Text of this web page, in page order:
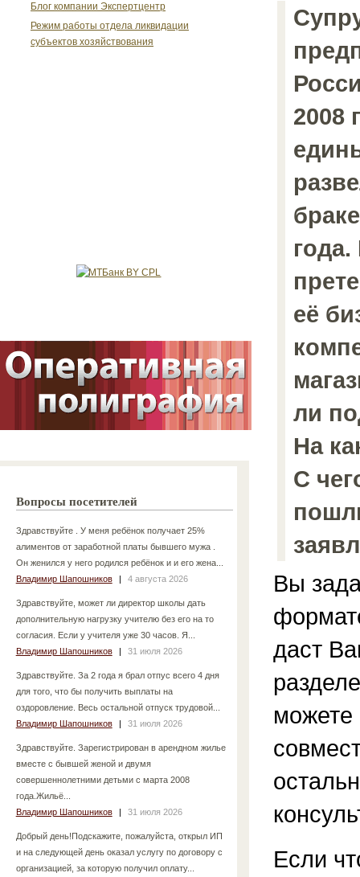
Блог компании Экспертцентр
Режим работы отдела ликвидации
субъектов хозяйствования
Вопросы посетителей
Здравствуйте . У меня ребёнок получает 25%
алиментов от заработной платы бывшего мужа .
Он женился у него родился ребёнок и и его жена...
Владимир Шапошников
| 4 августа 2026
Здравствуйте, может ли директор школы дать
дополнительную нагрузку учителю без его на то
согласия. Если у учителя уже 30 часов. Я...
Владимир Шапошников
| 31 июля 2026
Здравствуйте. За 2 года я брал отпус всего 4 дня
для того, что бы получить выплаты на
оздоровление. Весь остальной отпуск трудовой...
Владимир Шапошников
| 31 июля 2026
Здравствуйте. Зарегистрирован в арендном жилье
вместе с бывшей женой и двумя
совершеннолетними детьми с марта 2008
года.Жильё...
Владимир Шапошников
| 31 июля 2026
Добрый день!Подскажите, пожалуйста, открыл ИП
и на следующей день оказал услугу по договору с
организацией, за которую получил оплату...
2008
её
ли
На
С
Вы
даст
можете
Если